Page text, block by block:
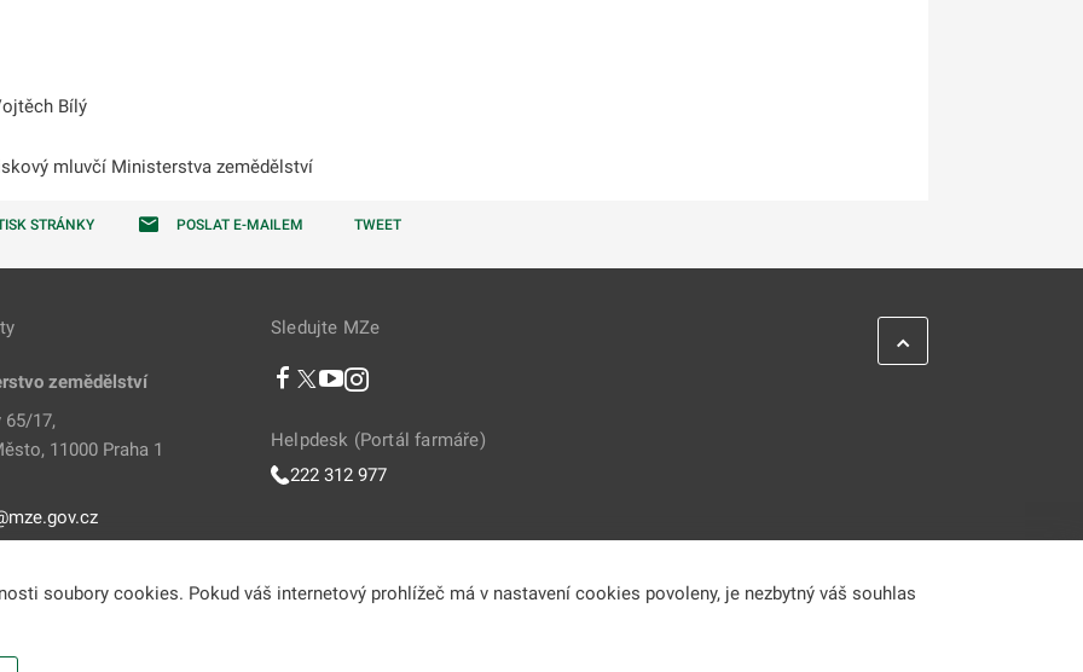
Bílý
mluvčí Ministerstva zemědělství
STRÁNKY POSLAT E-MAILEM TWEET
zemědělství
65/17,
11000 Praha 1
Sledujte MZe
Helpdesk (Portál farmáře)
222 312 977
soubory cookies. Pokud váš internetový prohlížeč má v nastavení cookies povoleny, je nezbytný váš souhlas